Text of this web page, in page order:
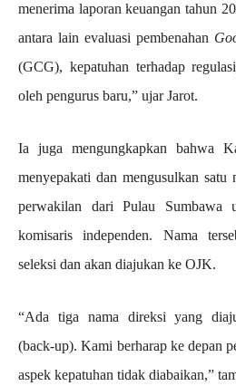
menerima laporan keuangan tahun
antara lain evaluasi pembenahan
(GCG), kepatuhan terhadap
oleh pengurus baru,” ujar Jarot.
Ia juga mengungkapkan bahwa
menyepakati dan mengusulkan satu
perwakilan dari Pulau Sumbawa
komisaris independen. Nama
seleksi dan akan diajukan ke OJK.
“Ada tiga nama direksi yang
(back-up). Kami berharap ke depan
aspek kepatuhan tidak diabaikan,”